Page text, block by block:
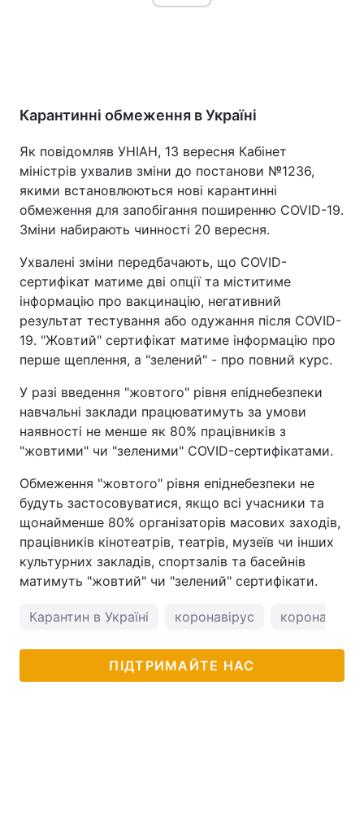
Карантинні обмеження в Україні
Як повідомляв УНІАН, 13 вересня Кабінет
міністрів ухвалив зміни до постанови №1236,
якими встановлюються нові карантинні
обмеження для запобігання поширенню COVID-19.
Зміни набирають чинності 20 вересня.
Ухвалені зміни передбачають, що COVID-
сертифікат матиме дві опції та міститиме
інформацію про вакцинацію, негативний
результат тестування або одужання після COVID-
19. "Жовтий" сертифікат матиме інформацію про
перше щеплення, а "зелений" - про повний курс.
У разі введення "жовтого" рівня епіднебезпеки
навчальні заклади працюватимуть за умови
наявності не менше як 80% працівників з
"жовтими" чи "зеленими" COVID-сертифікатами.
Обмеження "жовтого" рівня епіднебезпеки не
будуть застосовуватися, якщо всі учасники та
щонайменше 80% організаторів масових заходів,
працівників кінотеатрів, театрів, музеїв чи інших
культурних закладів, спортзалів та басейнів
матимуть "жовтий" чи "зелений" сертифікати.
Карантин в Україні коронавірус коронавірус
ПІДТРИМАЙТЕ НАС